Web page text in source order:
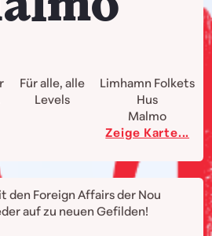
Für alle, alle
Levels
Limhamn Folkets
Hus
Malmo
Zeige Karte...
den Foreign Affairs der Nou
auf zu neuen Gefilden!